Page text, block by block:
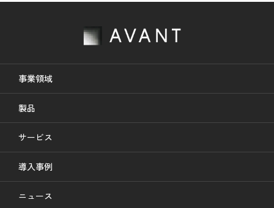
事業領域
製品
サービス
導入事例
ニュース